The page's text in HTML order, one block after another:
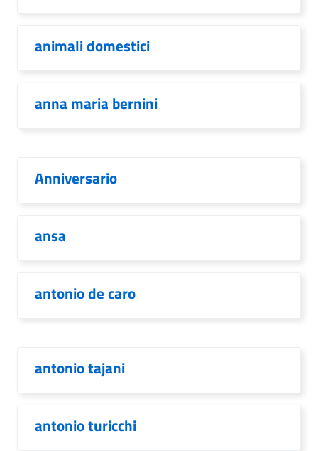
animali domestici
anna maria bernini
Anniversario
ansa
antonio de caro
antonio tajani
antonio turicchi